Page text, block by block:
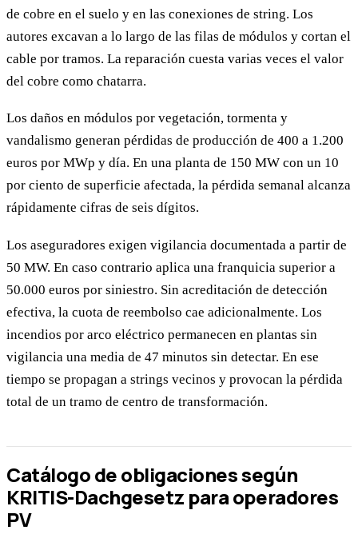
de cobre en el suelo y en las conexiones de string. Los
autores excavan a lo largo de las filas de módulos y cortan el
cable por tramos. La reparación cuesta varias veces el valor
del cobre como chatarra.
Los daños en módulos por vegetación, tormenta y
vandalismo generan pérdidas de producción de 400 a 1.200
euros por MWp y día. En una planta de 150 MW con un 10
por ciento de superficie afectada, la pérdida semanal alcanza
rápidamente cifras de seis dígitos.
Los aseguradores exigen vigilancia documentada a partir de
50 MW. En caso contrario aplica una franquicia superior a
50.000 euros por siniestro. Sin acreditación de detección
efectiva, la cuota de reembolso cae adicionalmente. Los
incendios por arco eléctrico permanecen en plantas sin
vigilancia una media de 47 minutos sin detectar. En ese
tiempo se propagan a strings vecinos y provocan la pérdida
total de un tramo de centro de transformación.
Catálogo de obligaciones según
KRITIS-Dachgesetz para operadores
PV